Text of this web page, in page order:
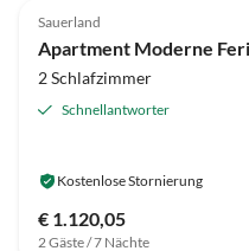
Sauerland
2 Schlafzimmer
Schnellantworter
Kostenlose Stornierung
€ 1.120,05
2 Gäste / 7 Nächte